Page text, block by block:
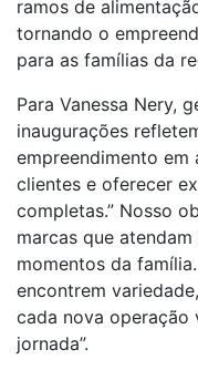
ramos de
tornando o
para as famílias da
Para Vanessa Nery,
inaugurações
empreendimento em
clientes e oferecer
completas.” Nosso
marcas que
momentos da
encontrem
cada nova operação
jornada”.